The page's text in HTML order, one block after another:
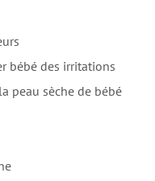
bébé des irritations
peau sèche de bébé